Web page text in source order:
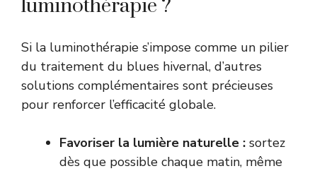
luminothérapie ?
Si la luminothérapie s’impose comme un pilier
du traitement du blues hivernal, d’autres
solutions complémentaires sont précieuses
pour renforcer l’efficacité globale.
Favoriser la lumière naturelle : sortez
dès que possible chaque matin, même